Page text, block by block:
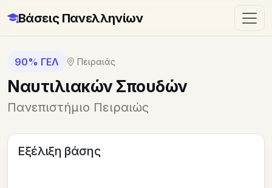
Βάσεις Πανελληνίων
90% ΓΕΛ Πειραιάς
Ναυτιλιακών Σπουδών
Πανεπιστήμιο Πειραιώς
Εξέλιξη βάσης